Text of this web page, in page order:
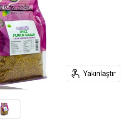
Yakınlaştır